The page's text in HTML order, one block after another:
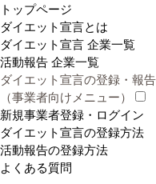
トップページ
ダイエット宣言とは
ダイエット宣言 企業一覧
活動報告 企業一覧
ダイエット宣言の登録・報告
（事業者向けメニュー）
新規事業者登録・ログイン
ダイエット宣言の登録方法
活動報告の登録方法
よくある質問